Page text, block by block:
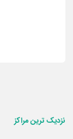
نزدیک ترینمراکز